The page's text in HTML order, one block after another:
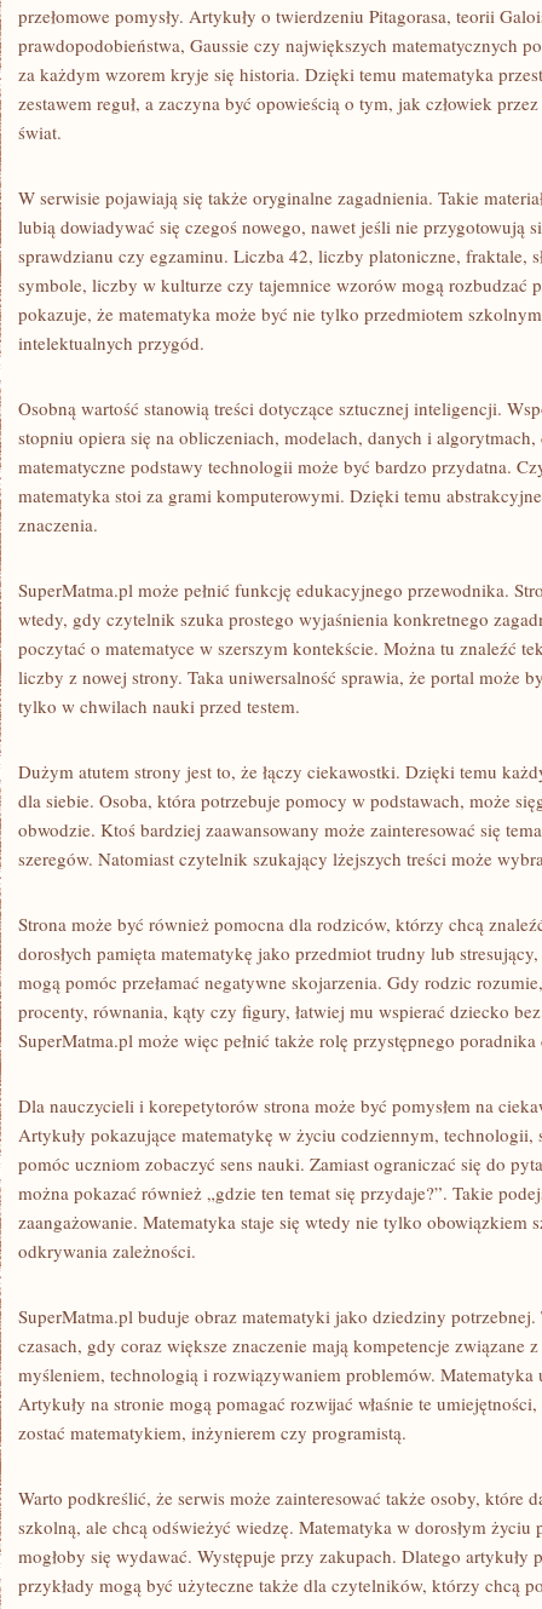
przełomowe pomysły. Artykuły o twierdzeniu Pitagorasa, teorii
prawdopodobieństwa, Gaussie czy największych matematycznych
za każdym wzorem kryje się historia. Dzięki temu matematyka
zestawem reguł, a zaczyna być opowieścią o tym, jak człowiek
świat.
W serwisie pojawiają się także oryginalne zagadnienia. Takie
lubią dowiadywać się czegoś nowego, nawet jeśli nie przygotowują
sprawdzianu czy egzaminu. Liczba 42, liczby platoniczne, fraktale,
symbole, liczby w kulturze czy tajemnice wzorów mogą rozbudzać
pokazuje, że matematyka może być nie tylko przedmiotem
intelektualnych przygód.
Osobną wartość stanowią treści dotyczące sztucznej inteligencji.
stopniu opiera się na obliczeniach, modelach, danych i
matematyczne podstawy technologii może być bardzo przydatna.
matematyka stoi za grami komputerowymi. Dzięki temu
znaczenia.
SuperMatma.pl może pełnić funkcję edukacyjnego przewodnika.
wtedy, gdy czytelnik szuka prostego wyjaśnienia konkretnego
poczytać o matematyce w szerszym kontekście. Można tu znaleźć
liczby z nowej strony. Taka uniwersalność sprawia, że portal może
tylko w chwilach nauki przed testem.
Dużym atutem strony jest to, że łączy ciekawostki. Dzięki temu
dla siebie. Osoba, która potrzebuje pomocy w podstawach, może
obwodzie. Ktoś bardziej zaawansowany może zainteresować się
szeregów. Natomiast czytelnik szukający lżejszych treści może
Strona może być również pomocna dla rodziców, którzy chcą
dorosłych pamięta matematykę jako przedmiot trudny lub
mogą pomóc przełamać negatywne skojarzenia. Gdy rodzic
procenty, równania, kąty czy figury, łatwiej mu wspierać dziecko
SuperMatma.pl może więc pełnić także rolę przystępnego poradnika
Dla nauczycieli i korepetytorów strona może być pomysłem na
Artykuły pokazujące matematykę w życiu codziennym, technologii,
pomóc uczniom zobaczyć sens nauki. Zamiast ograniczać się do
można pokazać również „gdzie ten temat się przydaje?”. Takie
zaangażowanie. Matematyka staje się wtedy nie tylko obowiązkiem
odkrywania zależności.
SuperMatma.pl buduje obraz matematyki jako dziedziny
czasach, gdy coraz większe znaczenie mają kompetencje związane
myśleniem, technologią i rozwiązywaniem problemów.
Artykuły na stronie mogą pomagać rozwijać właśnie te
zostać matematykiem, inżynierem czy programistą.
Warto podkreślić, że serwis może zainteresować także osoby, które
szkolną, ale chcą odświeżyć wiedzę. Matematyka w dorosłym życiu
mogłoby się wydawać. Występuje przy zakupach. Dlatego artykuły
przykłady mogą być użyteczne także dla czytelników, którzy chcą